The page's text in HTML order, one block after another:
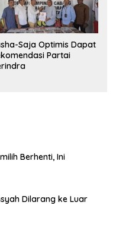
Saja Optimis Dapat
Partai
Berhenti, Ini
Dilarang ke Luar